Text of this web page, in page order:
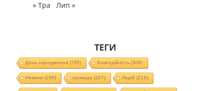
« Тра
Лип »
ТЕГИ
День народження(705) Благодійність(308)
Новини (299) громада (267) Ліцей (216)